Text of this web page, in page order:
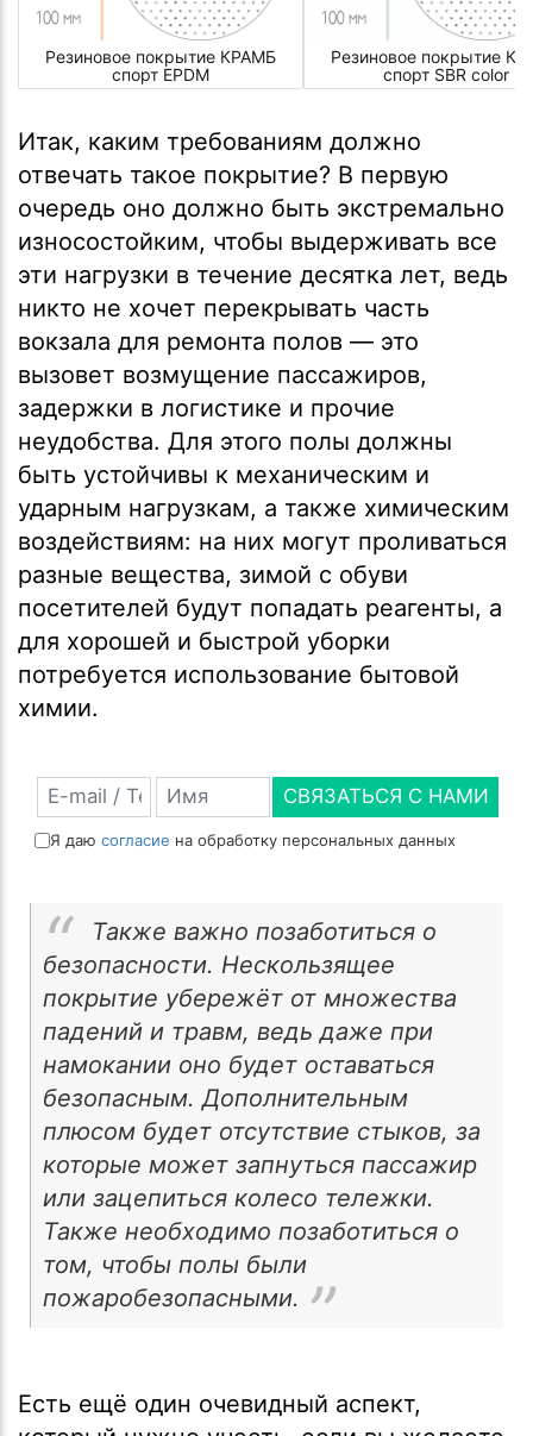
Резиновое покрытие КРАМБ
спорт EPDM
Резиновое покрытие
спорт SBR color
Итак, каким требованиям должно
отвечать такое покрытие? В первую
очередь оно должно быть экстремально
износостойким, чтобы выдерживать все
эти нагрузки в течение десятка лет, ведь
никто не хочет перекрывать часть
вокзала для ремонта полов — это
вызовет возмущение пассажиров,
задержки в логистике и прочие
неудобства. Для этого полы должны
быть устойчивы к механическим и
ударным нагрузкам, а также химическим
воздействиям: на них могут проливаться
разные вещества, зимой с обуви
посетителей будут попадать реагенты, а
для хорошей и быстрой уборки
потребуется использование бытовой
химии.
СВЯЗАТЬСЯ С НАМИ
Я даю согласие на обработку персональных данных
Также важно позаботиться о
безопасности. Нескользящее
покрытие убережёт от множества
падений и травм, ведь даже при
намокании оно будет оставаться
безопасным. Дополнительным
плюсом будет отсутствие стыков, за
которые может запнуться пассажир
или зацепиться колесо тележки.
Также необходимо позаботиться о
том, чтобы полы были
пожаробезопасными.
Есть ещё один очевидный аспект,